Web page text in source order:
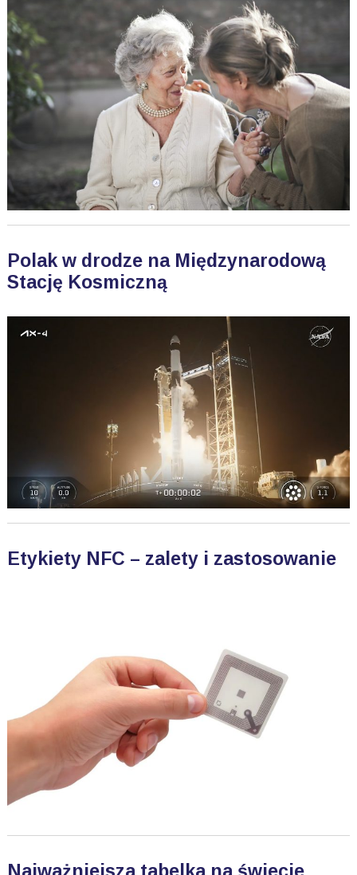
Polak w drodze na Międzynarodową
Stację Kosmiczną
Etykiety NFC – zalety i zastosowanie